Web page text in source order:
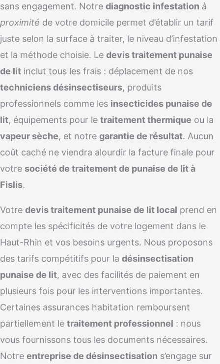
sans engagement. Notre diagnostic infestation à
proximité de votre domicile permet d’établir un tarif
juste selon la surface à traiter, le niveau d’infestation
et la méthode choisie. Le devis traitement punaise
de lit inclut tous les frais : déplacement de nos
techniciens désinsectiseurs, produits
professionnels comme les insecticides punaise de
lit, équipements pour le traitement thermique ou la
vapeur sèche, et notre garantie de résultat. Aucun
coût caché ne viendra alourdir la facture finale pour
votre société de traitement de punaise de lit à
Fislis.
Votre devis traitement punaise de lit local prend en
compte les spécificités de votre logement dans le
Haut-Rhin et vos besoins urgents. Nous proposons
des tarifs compétitifs pour la désinsectisation
punaise de lit, avec des facilités de paiement en
plusieurs fois pour les interventions importantes.
Certaines assurances habitation remboursent
partiellement le traitement professionnel : nous
vous fournissons tous les documents nécessaires.
Notre entreprise de désinsectisation s’engage sur